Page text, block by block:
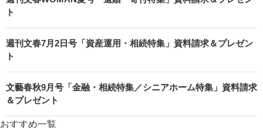
ト
週刊文春7月2日号「資産運用・相続特集」資料請求＆プレゼン
ト
文藝春秋9月号「金融・相続特集／シニアホーム特集」資料請求
＆プレゼント
おすすめ一覧